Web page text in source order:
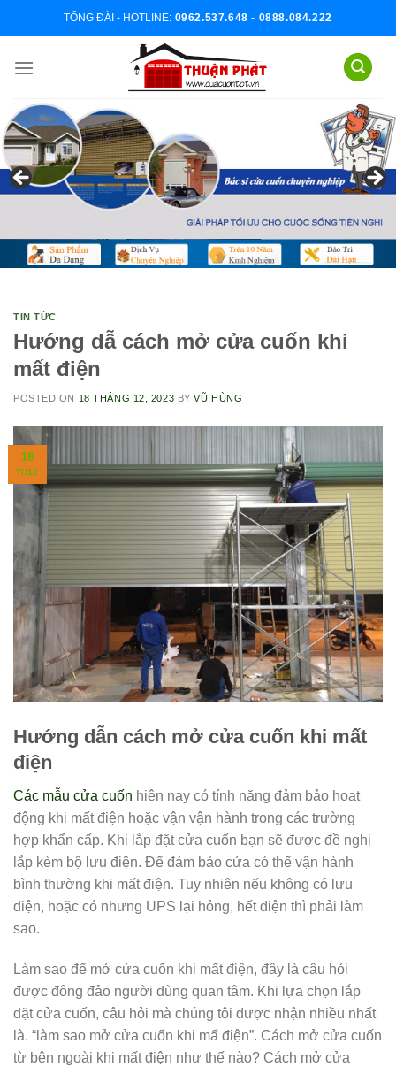
TỔNG ĐÀI - HOTLINE: 0962.537.648 - 0888.084.222
TIN TỨC
Hướng dẫ cách mở cửa cuốn khi
mất điện
POSTED ON 18 THÁNG 12, 2023 BYVŨ HÙNG
18
TH12
Hướng dẫn cách mở cửa cuốn khi mất
điện
Các mẫu cửa cuốn hiện nay có tính năng đảm bảo hoạt
động khi mất điện hoặc vận vận hành trong các trường
hợp khẩn cấp. Khi lắp đặt cửa cuốn bạn sẽ được đề nghị
lắp kèm bộ lưu điện. Để đảm bảo cửa có thể vận hành
bình thường khi mất điện. Tuy nhiên nếu không có lưu
điện, hoặc có nhưng UPS lại hỏng, hết điện thì phải làm
sao.
Làm sao để mở cửa cuốn khi mất điện, đây là câu hỏi
được đông đảo người dùng quan tâm. Khi lựa chọn lắp
đặt cửa cuốn, câu hỏi mà chúng tôi được nhận nhiều nhất
là. “làm sao mở cửa cuốn khi mấ điện”. Cách mở cửa cuốn
từ bên ngoài khi mất điện như thế nào? Cách mở cửa